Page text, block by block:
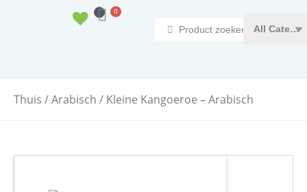
Search
0
Winkelwagen
Thuis /Arabisch / Kleine Kangoeroe – Arabisch